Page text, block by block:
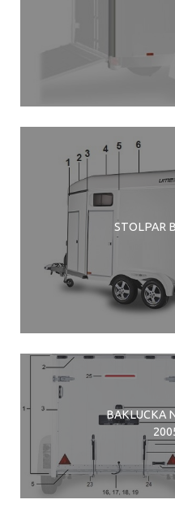
STOLPAR
BAKLUCKA